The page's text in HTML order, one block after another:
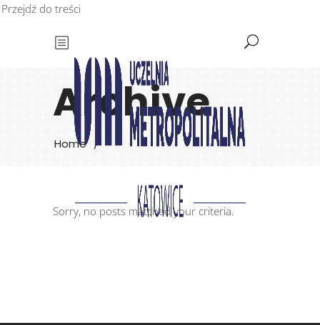
Przejdź do treści
Archive
Home/
Sorry, no posts matched your criteria.